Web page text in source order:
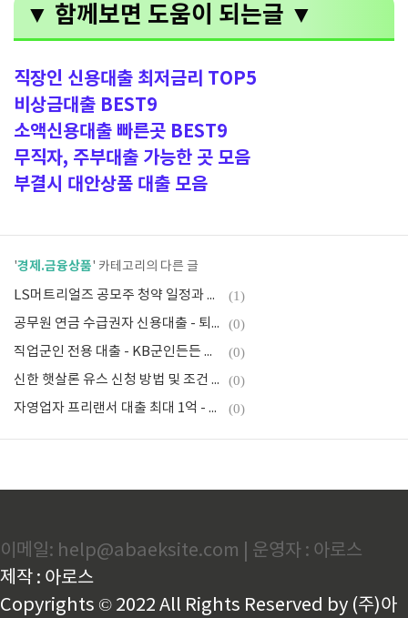
▼ 함께보면 도움이 되는글 ▼
직장인 신용대출 최저금리 TOP5
비상금대출 BEST9
소액신용대출 빠른곳 BEST9
무직자, 주부대출 가능한 곳 모음
부결시 대안상품 대출 모음
'경제.금융상품' 카테고리의 다른 글
LS머트리얼즈 공모주 청약 일정과 수요예측 결과 (1)
공무원 연금 수급권자 신용대출 - 퇴직 공무원(군무원) (0)
직업군인 전용 대출 - KB군인든든 신용대출 신청조건과 방법 (0)
신한 햇살론 유스 신청 방법 및 조건 필요 서류 - 사회초년생, 대학생,취업준비생 대출 (0)
자영업자 프리랜서 대출 최대 1억 - KB 사업자든든 신용대출 (0)
이메일: help@abaeksite.com | 운영자 : 아로스
제작 : 아로스
Copyrights © 2022 All Rights Reserved by (주)아